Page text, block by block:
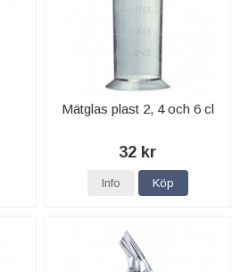
Mätglas plast 2, 4 och 6 cl
32 kr
Info Köp